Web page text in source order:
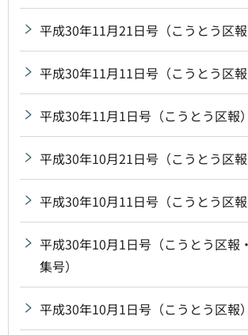
平成30年11月21日号（こうとう区報
平成30年11月11日号（こうとう区報
平成30年11月1日号（こうとう区報）
平成30年10月21日号（こうとう区報
平成30年10月11日号（こうとう区報
平成30年10月1日号（こうとう区報
集号）
平成30年10月1日号（こうとう区報）